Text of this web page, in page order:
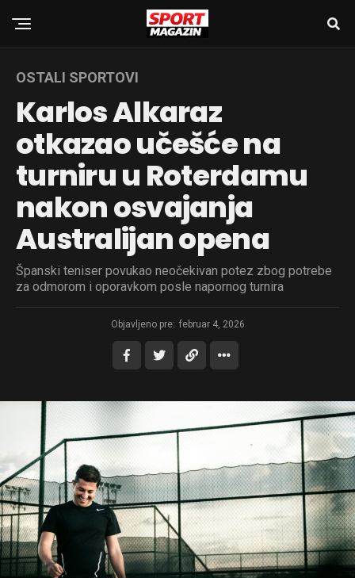
OSTALI SPORTOVI
Karlos Alkaraz
otkazao učešće na
turniru u Roterdamu
nakon osvajanja
Australijan opena
Španski teniser povukao neočekivan potez zbog potrebe
za odmorom i oporavkom posle napornog turnira
Objavljeno pre: februar 4, 2026